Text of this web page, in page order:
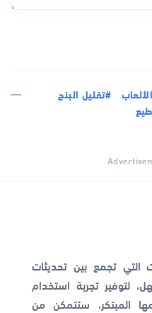
#تقليل البنج
تجمع بين تحديثات
لتوفير تجربة استخدام
المبتكر، ستتمكن من